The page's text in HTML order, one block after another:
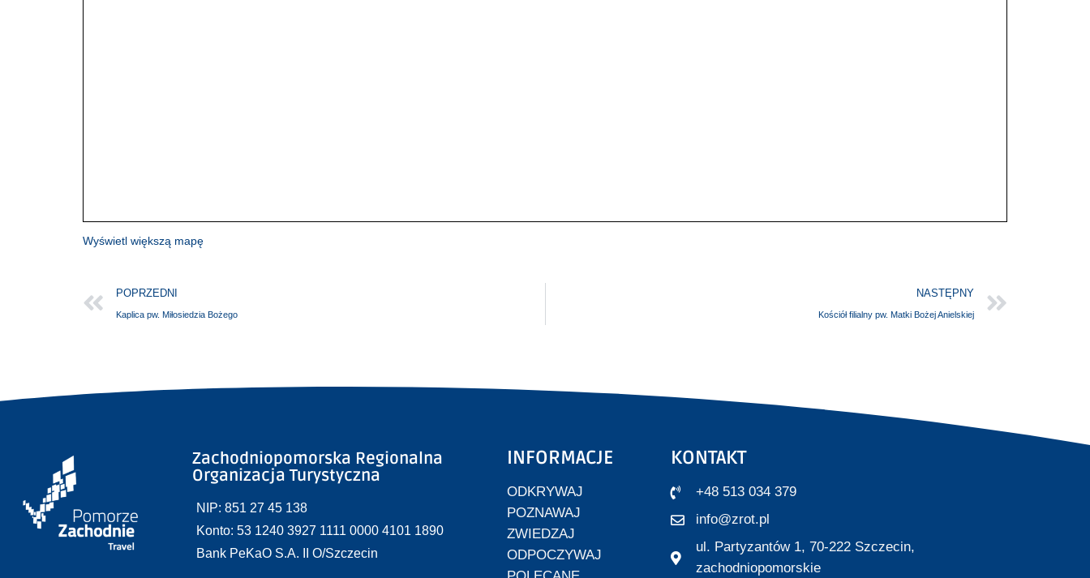
Wyświetl większą mapę
POPRZEDNI
Kaplica pw. Miłosiedzia Bożego
NASTĘPNY
Kościół filialny pw. Matki Bożej Anielskiej
Zachodniopomorska Regionalna
Organizacja Turystyczna
NIP: 851 27 45 138
Konto: 53 1240 3927 1111 0000 4101 1890
Bank PeKaO S.A. II O/Szczecin
INFORMACJE
ODKRYWAJ
POZNAWAJ
ZWIEDZAJ
ODPOCZYWAJ
KONTAKT
+48 513 034 379
info@zrot.pl
ul. Partyzantów 1, 70-222 Szczecin,
zachodniopomorskie